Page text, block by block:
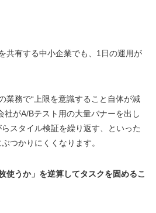
共有する中小企業でも、1日の運用が
業務で“上限を意識すること自体が減
社がA/Bテスト用の大量バナーを出し
スタイル検証を繰り返す、といった
つかりにくくなります。
使うか」を逆算してタスクを固めるこ